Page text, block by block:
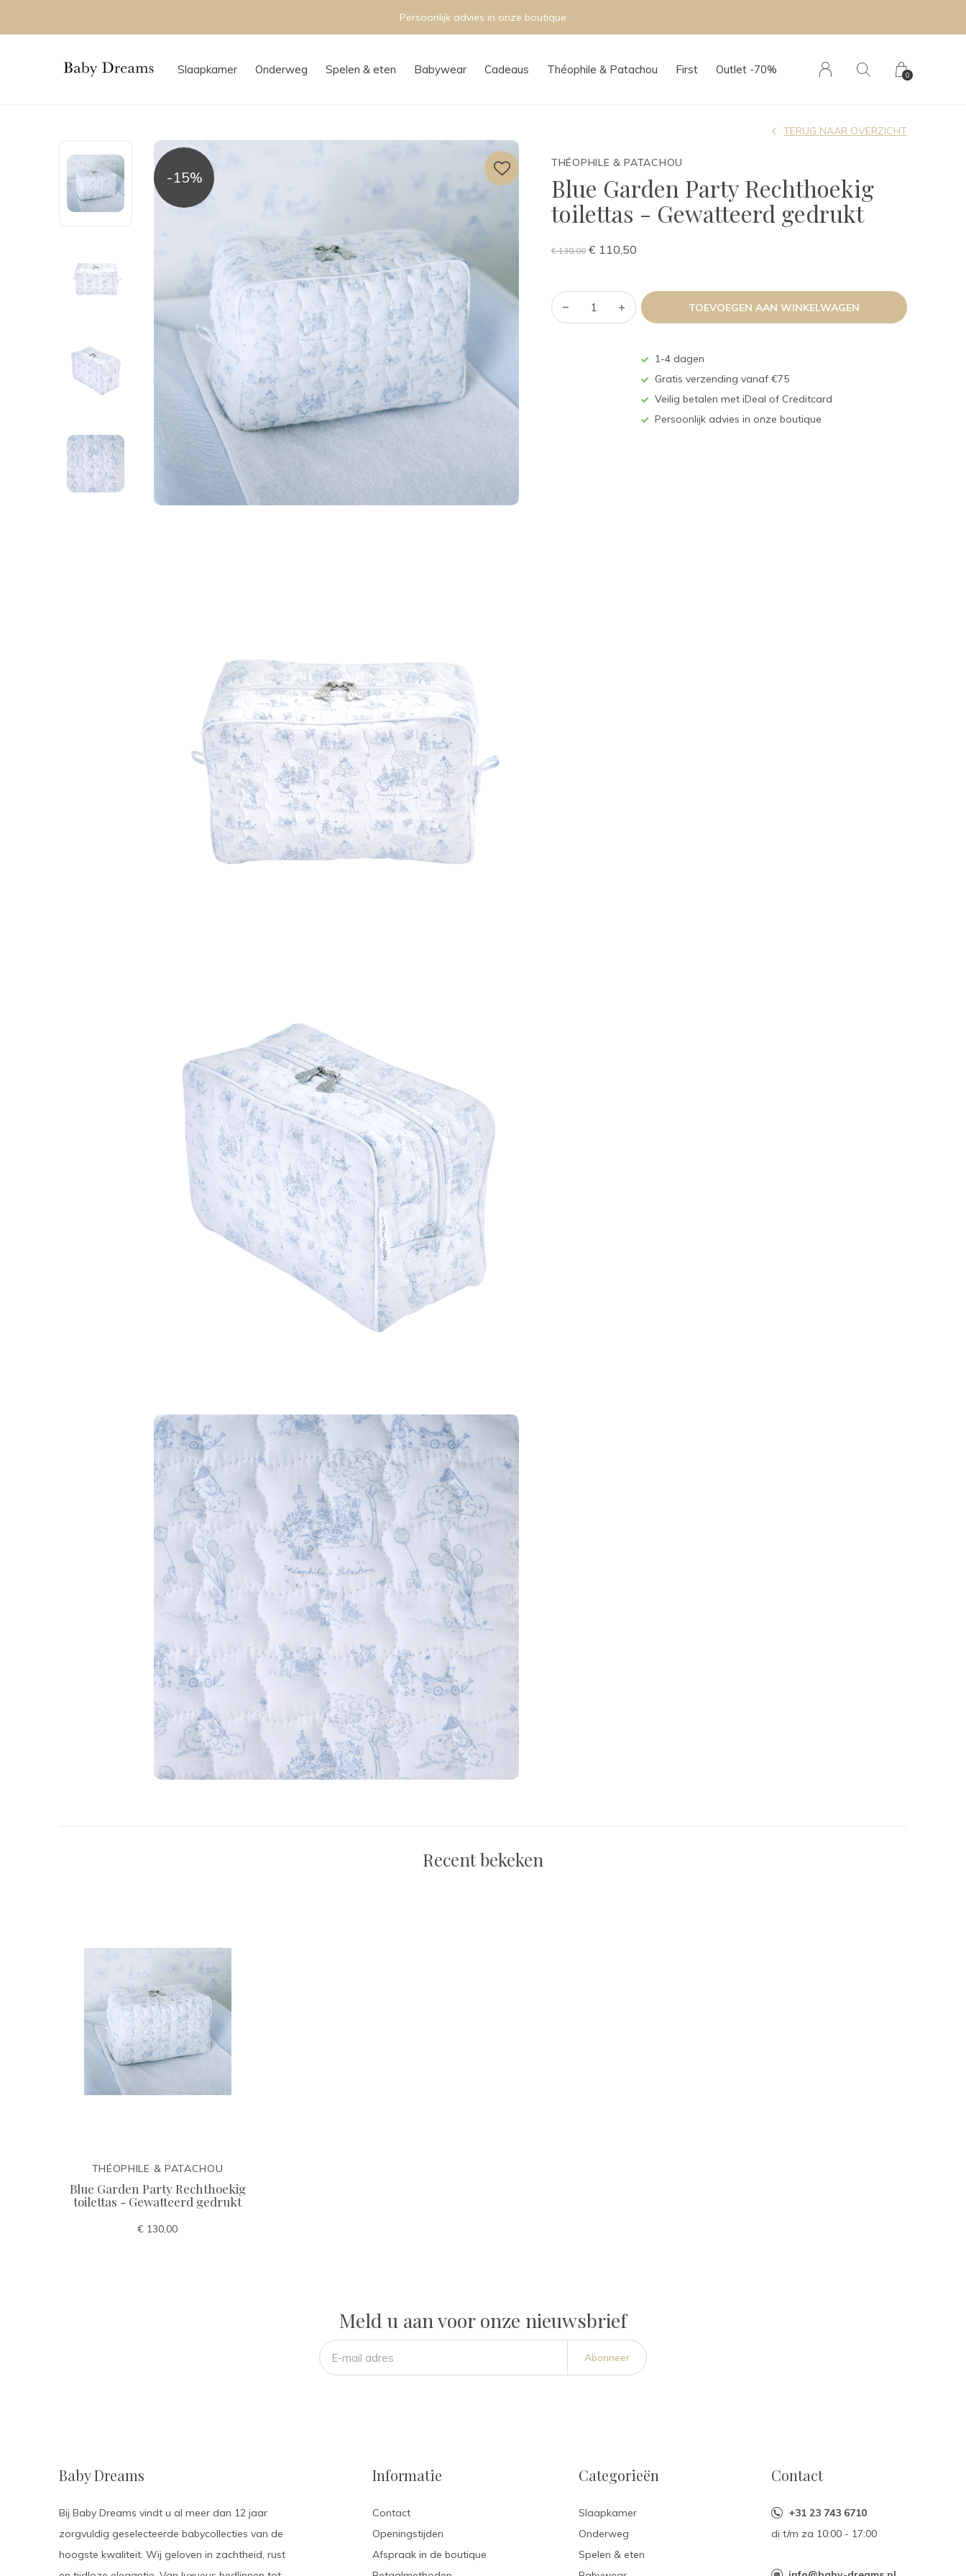
Slaapkamer Onderweg Spelen & eten Babywear Cadeaus Théophile & Patachou First Outlet -70% 0
Persoonlijk advies in onze boutique
-15%
THÉOPHILE & PATACHOU
Blue Garden Party Rechthoekig
toilettas - Gewatteerd gedrukt
TERUG NAAR OVERZICHT
€ 130,00 € 110,50
TOEVOEGEN AAN WINKELWAGEN
1-4 dagen
Gratis verzending vanaf €75
Veilig betalen met iDeal of Creditcard
Persoonlijk advies in onze boutique
Recent bekeken
THÉOPHILE & PATACHOU
Blue Garden Party Rechthoekig
toilettas - Gewatteerd gedrukt
€ 130,00
Meld u aan voor onze nieuwsbrief
Abonneer
Baby Dreams
Bij Baby Dreams vindt u al meer dan 12 jaar
zorgvuldig geselecteerde babycollecties van de
hoogste kwaliteit. Wij geloven in zachtheid, rust
Informatie
Contact
Openingstijden
Afspraak in de boutique
Categorieën
Slaapkamer
Onderweg
Spelen & eten
Contact
+31 23 743 6710
di t/m za 10:00 - 17:00